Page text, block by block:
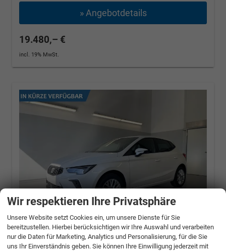
» Angebotdetails
19.480,– €
incl. 19% MwSt.
Seat Ibiza Style 80PS Voll-
Wir respektieren Ihre Privatsphäre
Unsere Website setzt Cookies ein, um unsere Dienste für Sie
bereitzustellen. Hierbei berücksichtigen wir Ihre Auswahl und verarbeiten
nur die Daten für Marketing, Analytics und Personalisierung, für die Sie
uns Ihr Einverständnis geben. Sie können Ihre Einwilligung jederzeit mit